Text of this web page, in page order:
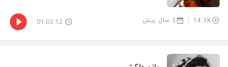
14.3K 3 سال پیش 01:02:12